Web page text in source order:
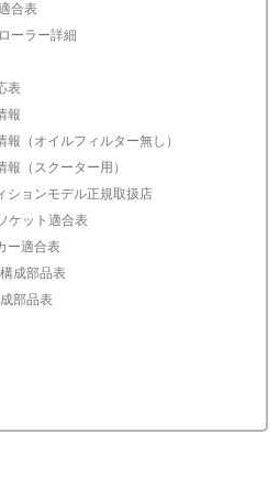
合表
ーラー詳細
表
報
（オイルフィルター無し）
（スクーター用）
ションモデル正規取扱店
ケット適合表
ー適合表
成部品表
部品表